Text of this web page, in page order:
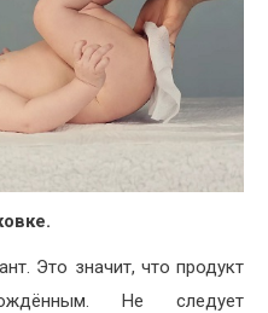
Это значит, что продукт
Не следует